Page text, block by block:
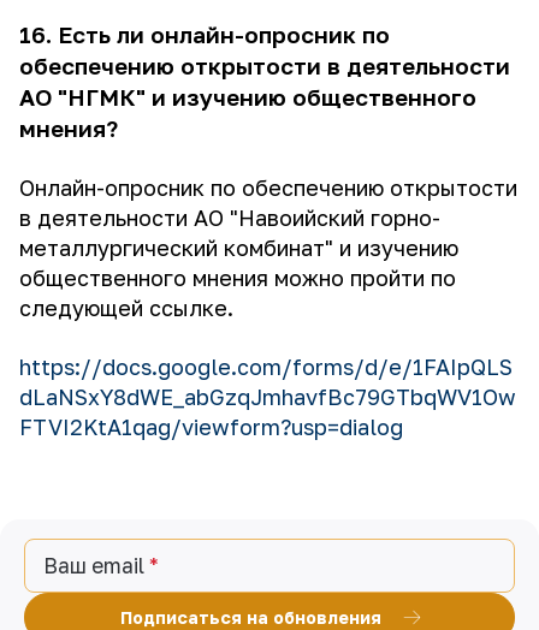
16. Есть ли онлайн-опросник по
обеспечению открытости в деятельности
АО "НГМК" и изучению общественного
мнения?
Онлайн-опросник по обеспечению открытости
в деятельности АО "Навоийский горно-
металлургический комбинат" и изучению
общественного мнения можно пройти по
следующей ссылке.
https://docs.google.com/forms/d/e/1FAIpQLS
dLaNSxY8dWE_abGzqJmhavfBc79GTbqWV1Ow
FTVI2KtA1qag/viewform?usp=dialog
Ваш email
Подписаться на обновления